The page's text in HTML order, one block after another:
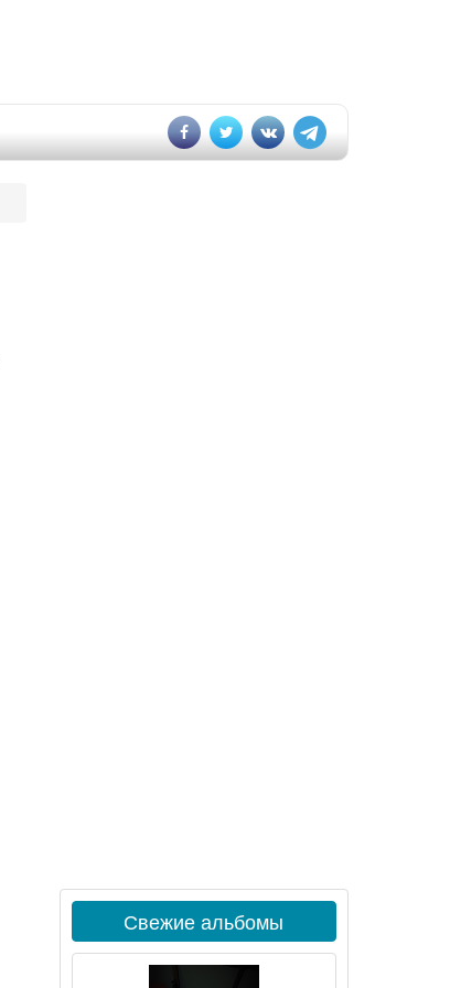
Свежие альбомы